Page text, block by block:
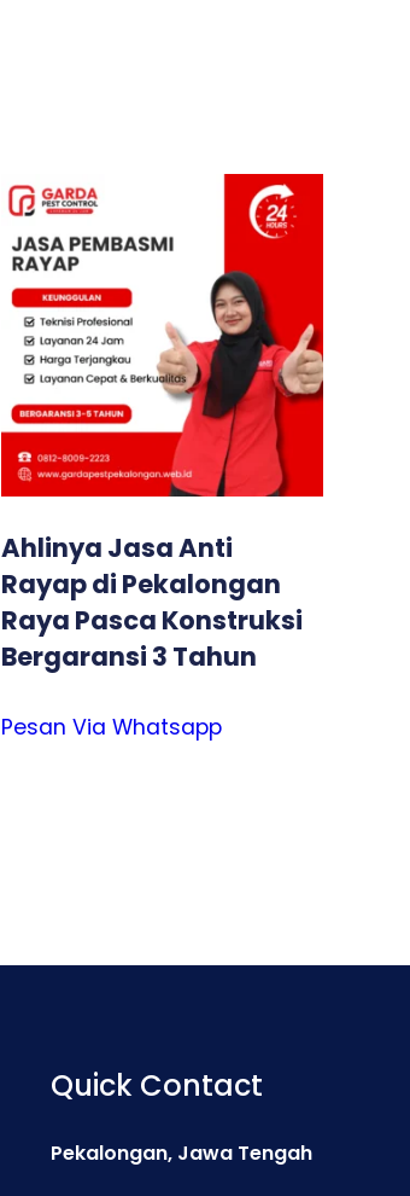
Ahlinya Jasa Anti
Rayap di Pekalongan
Raya Pasca Konstruksi
Bergaransi 3 Tahun
Pesan Via Whatsapp
Quick Contact
Pekalongan, Jawa Tengah